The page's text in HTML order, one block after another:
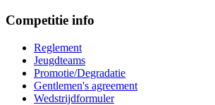
Competitie info
Reglement
Jeugdteams
Promotie/Degradatie
Gentlemen's agreement
Wedstrijdformuler